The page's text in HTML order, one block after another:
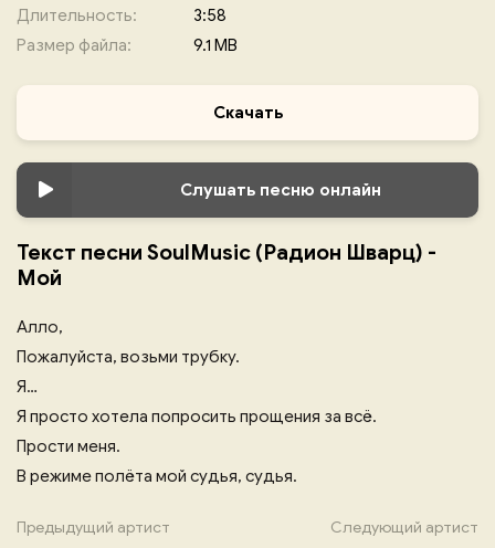
Длительность:
3:58
Размер файла:
9.1 MB
Скачать
Слушать песню онлайн
Текст песни SoulMusic (Радион Шварц) -
Мой
Алло,
Пожалуйста, возьми трубку.
Я…
Я просто хотела попросить прощения за всё.
Прости меня.
В режиме полёта мой судья, судья.
Предыдущий артист Следующий артист